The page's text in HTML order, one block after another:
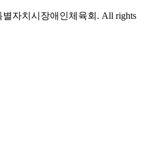
자치시장애인체육회. All rights